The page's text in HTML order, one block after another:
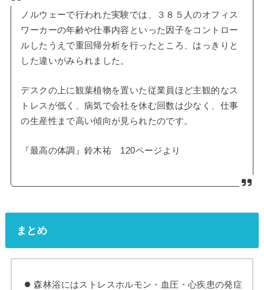
ノルウェーで行われた実験では、３８５人のオフィス
ワーカーの年齢や仕事内容といった因子をコントロー
ルしたうえで重回帰分析を行ったところ、はっきりと
した違いがみられました。
デスクの上に観葉植物を置いた従業員ほど主観的なス
トレスが低く、病気で会社を休む回数は少なく、仕事
の生産性まで高い傾向が見られたのです。
『最高の体調』鈴木祐 120ページより
まとめ
森林浴にはストレスホルモン・血圧・心疾患の発症